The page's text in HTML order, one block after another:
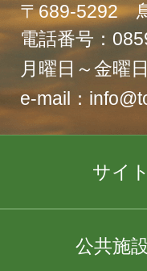
〒689-5292
電話番号：
月曜日～金曜
e-mail：
サイ
公共施